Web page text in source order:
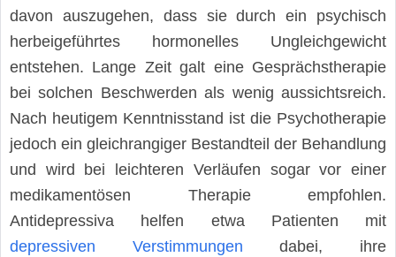
davon auszugehen, dass sie durch ein psychisch
herbeigeführtes hormonelles Ungleichgewicht
entstehen. Lange Zeit galt eine Gesprächstherapie
bei solchen Beschwerden als wenig aussichtsreich.
Nach heutigem Kenntnisstand ist die Psychotherapie
jedoch ein gleichrangiger Bestandteil der Behandlung
und wird bei leichteren Verläufen sogar vor einer
medikamentösen Therapie empfohlen.
Antidepressiva helfen etwa Patienten mit
depressiven Verstimmungen dabei, ihre